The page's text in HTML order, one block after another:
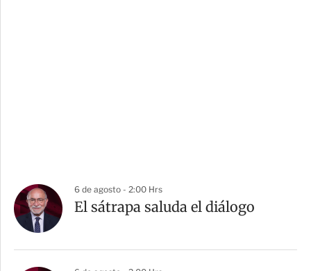
6 de agosto - 2:00 Hrs
El sátrapa saluda el diálogo